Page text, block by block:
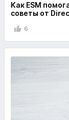
Как ESM
советы от
6